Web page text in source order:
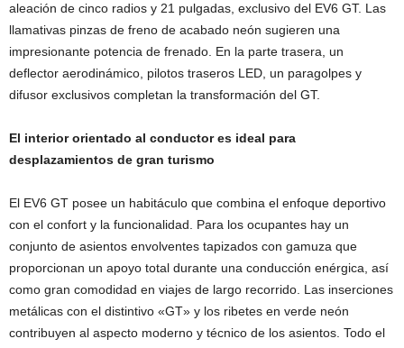
aleación de cinco radios y 21 pulgadas, exclusivo del EV6 GT. Las
llamativas pinzas de freno de acabado neón sugieren una
impresionante potencia de frenado. En la parte trasera, un
deflector aerodinámico, pilotos traseros LED, un paragolpes y
difusor exclusivos completan la transformación del GT.
El interior orientado al conductor es ideal para
desplazamientos de gran turismo
El EV6 GT posee un habitáculo que combina el enfoque deportivo
con el confort y la funcionalidad. Para los ocupantes hay un
conjunto de asientos envolventes tapizados con gamuza que
proporcionan un apoyo total durante una conducción enérgica, así
como gran comodidad en viajes de largo recorrido. Las inserciones
metálicas con el distintivo «GT» y los ribetes en verde neón
contribuyen al aspecto moderno y técnico de los asientos. Todo el